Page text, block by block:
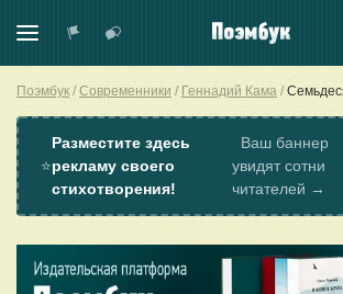
Поэмбук Современники Геннадий Кама
⭐
Разместите здесь
рекламу своего
стихотворения!
Ваш баннер
увидят сотни
читателей →